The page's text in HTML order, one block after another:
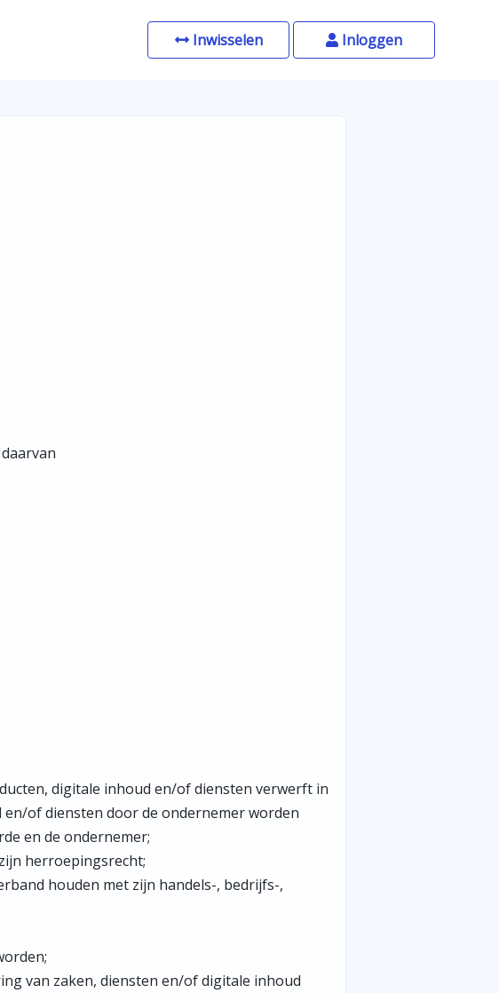
Inwisselen Inloggen
digitale inhoud en/of diensten verwerft in
of diensten door de ondernemer worden
en de ondernemer;
herroepingsrecht;
houden met zijn handels-, bedrijfs-,
van zaken, diensten en/of digitale inhoud